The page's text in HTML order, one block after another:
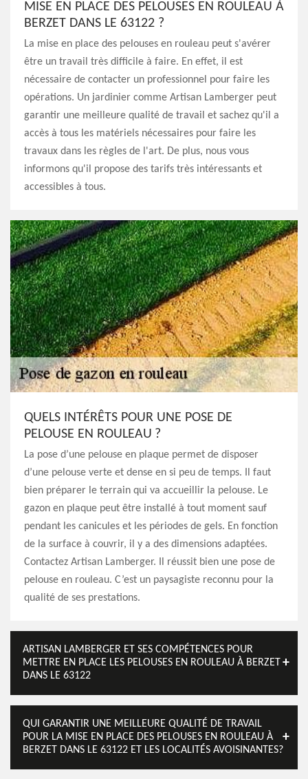
MISE EN PLACE DES PELOUSES EN ROULEAU À
BERZET DANS LE 63122 ?
La mise en place des pelouses en rouleau peut s'avérer
être un travail très difficile à faire. En effet, il est
nécessaire de contacter un professionnel pour faire les
opérations. Un jardinier comme Artisan Lamberger peut
garantir une meilleure qualité de travail et sachez qu'il a
accès à tous les matériels nécessaires pour faire les
travaux dans les règles de l'art. De plus, nous vous
informons qu'il propose des tarifs très intéressants et
accessibles à tous.
QUELS INTÉRÊTS POUR UNE POSE DE
PELOUSE EN ROULEAU ?
La pose d’une pelouse en plaque permet de disposer
d’une pelouse verte et dense en si peu de temps. Il faut
bien préparer le terrain qui va accueillir la pelouse. Le
gazon en plaque peut être installé à tout moment sauf
pendant les canicules et les périodes de gels. En fonction
de la surface à couvrir, il y a des dimensions adaptées.
Contactez Artisan Lamberger. Il réussit bien une pose de
pelouse en rouleau. C’est un paysagiste reconnu pour la
qualité de ses prestations.
ARTISAN LAMBERGER ET SES COMPÉTENCES POUR
METTRE EN PLACE LES PELOUSES EN ROULEAU À BERZET
DANS LE 63122
QUI GARANTIR UNE MEILLEURE QUALITÉ DE TRAVAIL
POUR LA MISE EN PLACE DES PELOUSES EN ROULEAU À
BERZET DANS LE 63122 ET LES LOCALITÉS AVOISINANTES?